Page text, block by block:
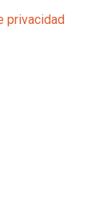
privacidad